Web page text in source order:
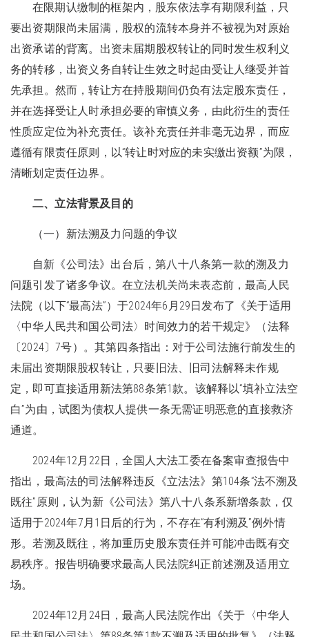
在限期认缴制的框架内，股东依法享有期限利益，只
要出资期限尚未届满，股权的流转本身并不被视为对原始
出资承诺的背离。出资未届期股权转让的同时发生权利义
务的转移，出资义务自转让生效之时起由受让人继受并首
先承担。然而，转让方在持股期间仍负有法定股东责任，
并在选择受让人时承担必要的审慎义务，由此衍生的责任
性质应定位为补充责任。该补充责任并非毫无边界，而应
遵循有限责任原则，以“转让时对应的未实缴出资额”为限，
清晰划定责任边界。
二、立法背景及目的
（一）新法溯及力问题的争议
自新《公司法》出台后，第八十八条第一款的溯及力
问题引发了诸多争议。在立法机关尚未表态前，最高人民
法院（以下“最高法”）于2024年6月29日发布了《关于适用
〈中华人民共和国公司法〉时间效力的若干规定》（法释
〔2024〕7号）。其第四条指出：对于公司法施行前发生的
未届出资期限股权转让，只要旧法、旧司法解释未作规
定，即可直接适用新法第88条第1款。该解释以“填补立法空
白”为由，试图为债权人提供一条无需证明恶意的直接救济
通道。
2024年12月22日，全国人大法工委在备案审查报告中
指出，最高法的司法解释违反《立法法》第104条“法不溯及
既往”原则，认为新《公司法》第八十八条系新增条款，仅
适用于2024年7月1日后的行为，不存在“有利溯及”例外情
形。若溯及既往，将加重历史股东责任并可能冲击既有交
易秩序。报告明确要求最高人民法院纠正前述溯及适用立
场。
2024年12月24日，最高人民法院作出《关于〈中华人